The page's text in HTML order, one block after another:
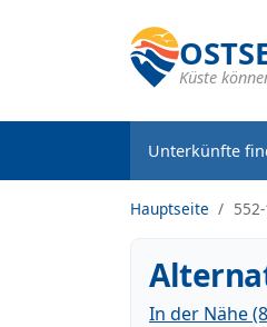
Küste
Unterkünfte
Hauptseite
In der Nähe